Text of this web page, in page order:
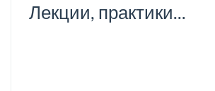
Лекции, практики...